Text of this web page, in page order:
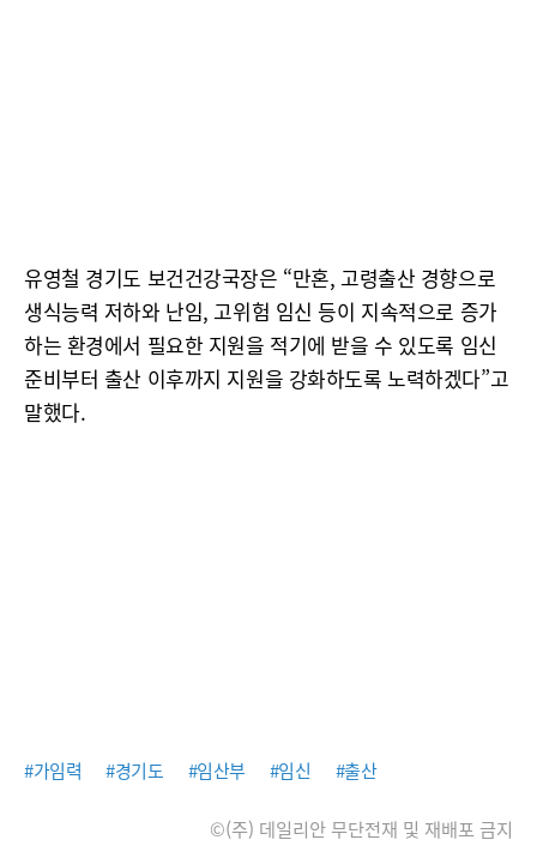
유영철 경기도 보건건강국장은 “만혼, 고령출산 경향으로
생식능력 저하와 난임, 고위험 임신 등이 지속적으로 증가
하는 환경에서 필요한 지원을 적기에 받을 수 있도록 임신
준비부터 출산 이후까지 지원을 강화하도록 노력하겠다”고
말했다.
#가임력 #경기도 #임산부 #임신 #출산
©(주) 데일리안 무단전재 및 재배포 금지